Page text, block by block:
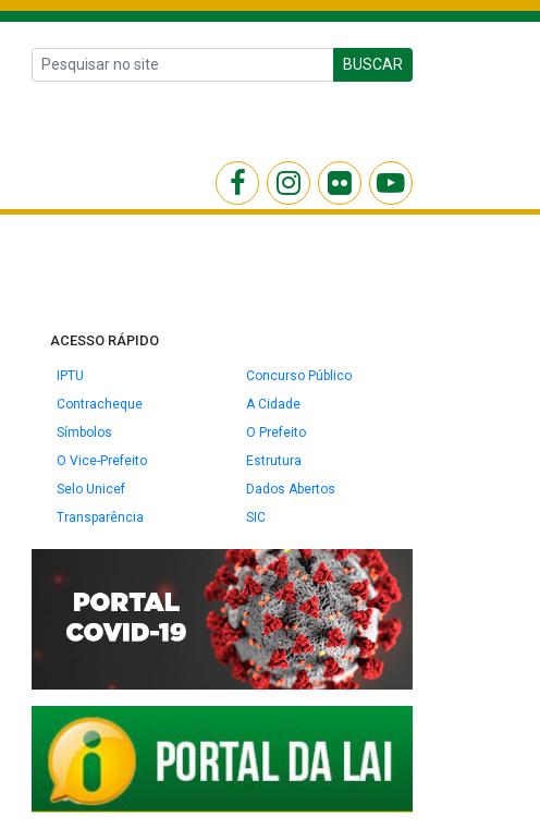
BUSCAR
ACESSO RÁPIDO
IPTU
Concurso Público
Contracheque
A Cidade
Símbolos
O Prefeito
O Vice-Prefeito
Estrutura
Selo Unicef
Dados Abertos
Transparência
SIC